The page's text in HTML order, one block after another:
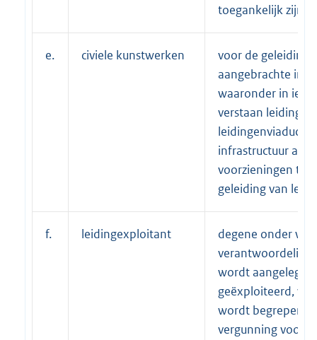
toegankelijk zijn.
e. civiele kunstwerken
voor de geleiding
aangebrachte
waaronder in
verstaan
infrastructuur
voorzieningen ten
geleiding van
f. leidingexploitant
degene onder
wordt aangelegd,
geëxploiteerd,
wordt begrepen
vergunning voor